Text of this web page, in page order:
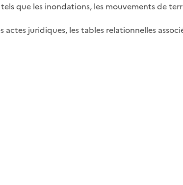
que les inondations, les mouvements de
juridiques, les tables relationnelles